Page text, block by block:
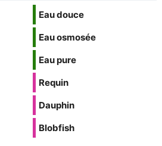
Eau douce
Eau osmosée
Eau pure
Requin
Dauphin
Blobfish